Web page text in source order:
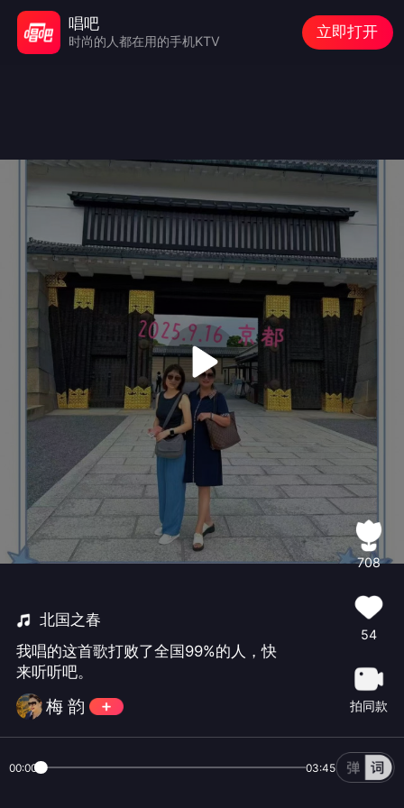
北国之春
我唱的这首歌打败了全国99%的人，快
来听听吧。
梅 韵
708
54
拍同款
00:00 03:45
唱吧
时尚的人都在用的手机KTV
立即打开